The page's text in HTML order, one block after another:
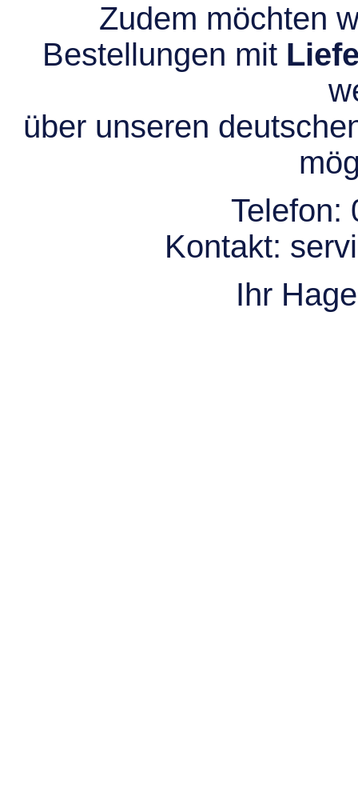
Zudem möchten
Bestellungen mit
über unseren
Telefon:
Kontakt:
Ihr